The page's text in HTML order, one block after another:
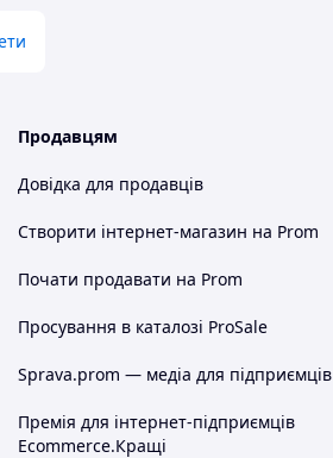
Продавцям
Довідка для продавців
Створити інтернет-магазин на Prom
Почати продавати на Prom
Просування в каталозі ProSale
Sprava.prom — медіа для підприємців
Премія для інтернет-підприємців
Ecommerce.Кращі